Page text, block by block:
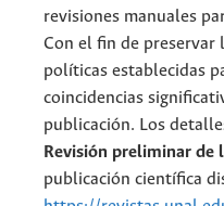
revisiones manuales
Con el fin de
políticas establecidas
coincidencias
publicación. Los
Revisión preliminar de
publicación científica